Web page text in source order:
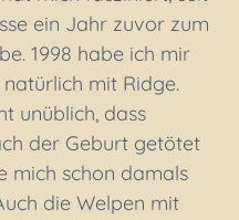
ein Jahr zuvor zum
1998 habe ich mir
mit Ridge.
unüblich, dass
der Geburt getötet
mich schon damals
die Welpen mit